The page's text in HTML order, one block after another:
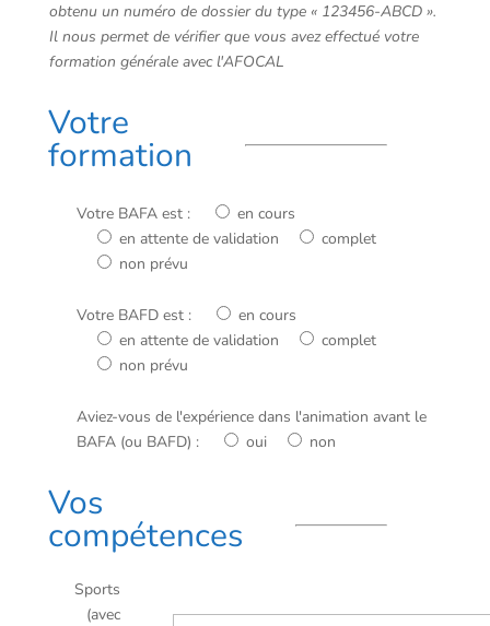
obtenu un numéro de dossier du type « 123456-ABCD ».
Il nous permet de vérifier que vous avez effectué votre
formation générale avec l'AFOCAL
Votre
formation
Votre BAFA est :
en cours
en attente de validation
complet
non prévu
Votre BAFD est :
en cours
en attente de validation
complet
non prévu
Aviez-vous de l'expérience dans l'animation avant le
BAFA (ou BAFD) :
oui non
Vos
compétences
Sports
(avec